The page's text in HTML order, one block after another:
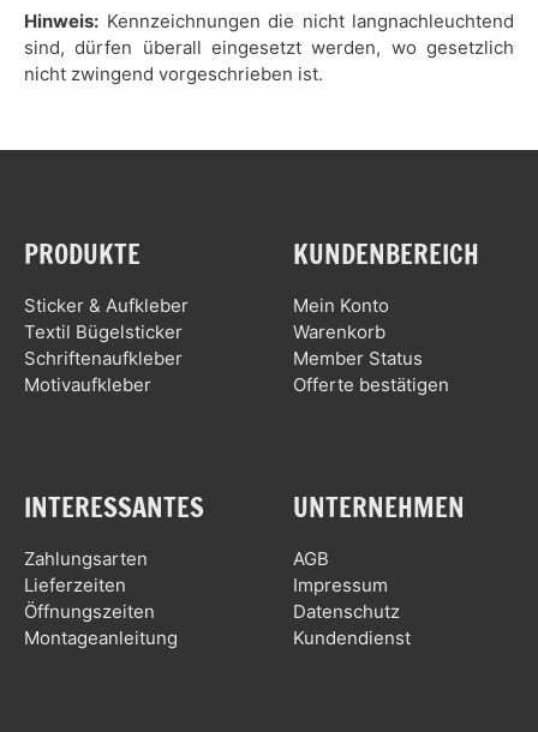
Hinweis: Kennzeichnungen die nicht langnachleuchtend
sind, dürfen überall eingesetzt werden, wo gesetzlich
nicht zwingend vorgeschrieben ist.
PRODUKTE
Sticker & Aufkleber
Textil Bügelsticker
Schriftenaufkleber
Motivaufkleber
KUNDENBEREICH
Mein Konto
Warenkorb
Member Status
Offerte bestätigen
INTERESSANTES
Zahlungsarten
Lieferzeiten
Öffnungszeiten
Montageanleitung
UNTERNEHMEN
AGB
Impressum
Datenschutz
Kundendienst